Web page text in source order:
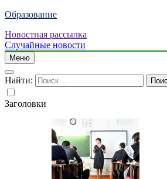
Образование
Новостная рассылка
Случайные новости
Меню
Найти:
Заголовки